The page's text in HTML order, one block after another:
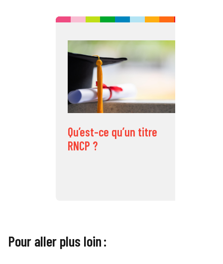
Qu’est-ce qu’un titre
RNCP ?
Pour aller plus loin :